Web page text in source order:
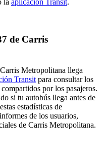
de Carris
Metropolitana llega
Transit para consultar los
por los pasajeros.
si tu autobús llega antes de
estadísticas de
de los usuarios,
de Carris Metropolitana.